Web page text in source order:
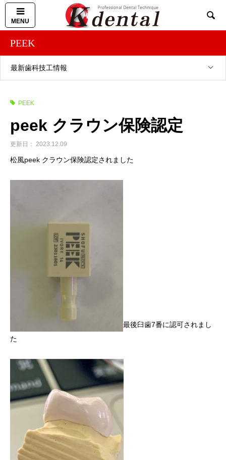

PEEK
最新歯科技工情報
PEEK
peek クラウン保険認定
2023.12.09
松風peek クラウン保険認定されました
最後臼歯7番に認可されまし
た